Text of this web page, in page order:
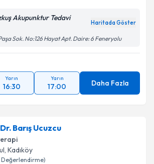
Akupunktur Tedavi
Haritada Göster
Sok. No:126 Hayat Apt. Daire: 6 Feneryolu
Yarın
16:30
Yarın
17:00 Daha Fazla
Barış Ucuzcu
, Kadıköy
Değerlendirme)